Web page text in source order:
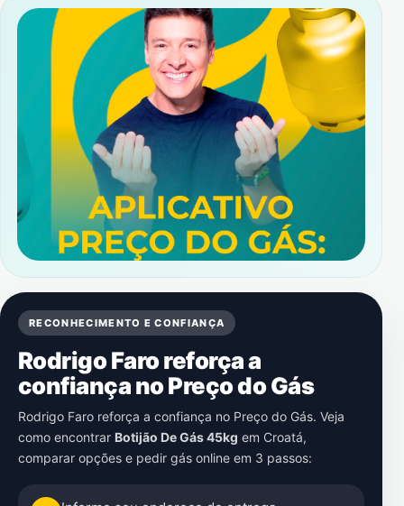
RECONHECIMENTO E CONFIANÇA
Rodrigo Faro reforça a
confiança no Preço do Gás
Rodrigo Faro reforça a confiança no Preço do Gás. Veja
como encontrar Botijão De Gás 45kg em Croatá,
comparar opções e pedir gás online em 3 passos: